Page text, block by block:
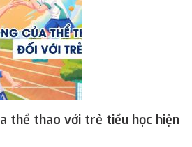
thể thao với trẻ tiểu học hiện